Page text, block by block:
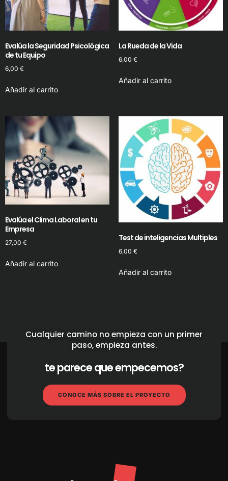
Evalúa la Seguridad Psicológica
de tu Equipo
6,00 €
Añadir al carrito
La Rueda de la Vida
6,00 €
Añadir al carrito
Evalúa el Clima Laboral en tu
Empresa
27,00 €
Añadir al carrito
Test de inteligencias Multiples
6,00 €
Añadir al carrito
Cualquier camino no empieza con un primer
paso, empieza antes.
te parece que empecemos?
CONOCE MÁS SOBRE EL PROYECTO